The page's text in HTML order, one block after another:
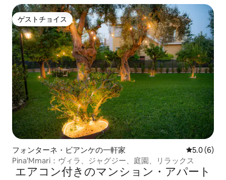
ゲストチョイス
ゲストチョイス
フォンターネ・ビアンケの一軒家 レビュー6
5.0 (6)
Pina'Mmari：ヴィラ、ジャグジー、庭園、リラックス
エアコン付きのマンション・アパート